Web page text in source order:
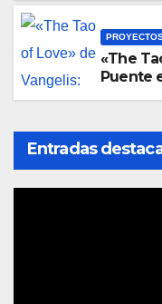
«The
Puente
Entradas